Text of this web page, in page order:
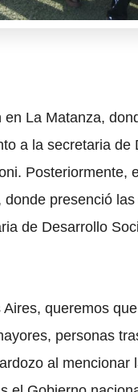
La Matanza,
a la secretaria
Posteriormente,
presenció
de Desarrollo
queremos
personas
al